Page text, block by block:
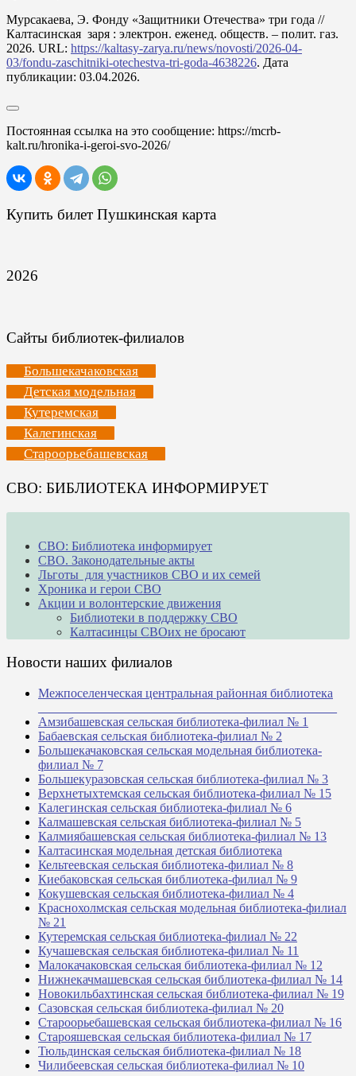
Мурсакаева, Э. Фонду «Защитники Отечества» три года //
Калтасинская заря : электрон. еженед. обществ. – полит. газ.
2026. URL: https://kaltasy-zarya.ru/news/novosti/2026-04-
03/fondu-zaschitniki-otechestva-tri-goda-4638226. Дата
публикации: 03.04.2026.
Постоянная ссылка на это сообщение: https://mcrb-
kalt.ru/hronika-i-geroi-svo-2026/
Купить билет Пушкинская карта
2026
Сайты библиотек-филиалов
Большекачаковская
Детская модельная
Кутеремская
Калегинская
Староорьебашевская
СВО: БИБЛИОТЕКА ИНФОРМИРУЕТ
СВО: Библиотека информирует
СВО. Законодательные акты
Льготы для участников СВО и их семей
Хроника и герои СВО
Акции и волонтерские движения
Библиотеки в поддержку СВО
Калтасинцы СВОих не бросают
Новости наших филиалов
Межпоселенческая центральная районная библиотека
Амзибашевская сельская библиотека-филиал № 1
Бабаевская сельская библиотека-филиал № 2
Большекачаковская сельская модельная библиотека-
филиал № 7
Большекуразовская сельская библиотека-филиал № 3
Верхнетыхтемская сельская библиотека-филиал № 15
Калегинская сельская библиотека-филиал № 6
Калмашевская сельская библиотека-филиал № 5
Калмиябашевская сельская библиотека-филиал № 13
Калтасинская модельная детская библиотека
Кельтеевская сельская библиотека-филиал № 8
Киебаковская сельская библиотека-филиал № 9
Кокушевская сельская библиотека-филиал № 4
Краснохолмская сельская модельная библиотека-филиал
№ 21
Кутеремская сельская библиотека-филиал № 22
Кучашевская сельская библиотека-филиал № 11
Малокачаковская сельская библиотека-филиал № 12
Нижнекачмашевская сельская библиотека-филиал № 14
Новокильбахтинская сельская библиотека-филиал № 19
Сазовская сельская библиотека-филиал № 20
Староорьебашевская сельская библиотека-филиал № 16
Старояшевская сельская библиотека-филиал № 17
Тюльдинская сельская библиотека-филиал № 18
Чилибеевская сельская библиотека-филиал № 10